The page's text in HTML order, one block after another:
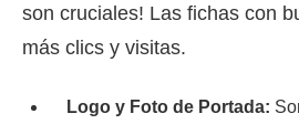
son cruciales! Las fichas con
más clics y visitas.
Logo y Foto de Portada: